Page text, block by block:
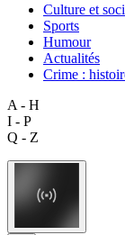
Culture et
Sports
Humour
Actualités
Crime :
A - H
I - P
Q - Z